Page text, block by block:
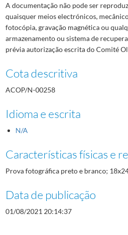
A documentação não pode ser
quaisquer meios electrónicos,
fotocópia, gravação magnética ou
armazenamento ou sistema de
prévia autorização escrita do Comité
Cota descritiva
ACOP/N-00258
Idioma e escrita
N/A
Características físicas e
Prova fotográfica preto e branco;
Data de publicação
01/08/2021 20:14:37